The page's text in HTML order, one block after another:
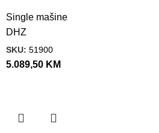
Single mašine
DHZ
SKU: 51900
5.089,50 KM